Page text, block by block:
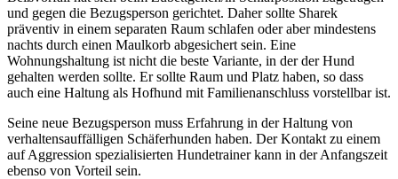
und gegen die Bezugsperson gerichtet. Daher sollte Sharek
präventiv in einem separaten Raum schlafen oder aber mindestens
nachts durch einen Maulkorb abgesichert sein. Eine
Wohnungshaltung ist nicht die beste Variante, in der der Hund
gehalten werden sollte. Er sollte Raum und Platz haben, so dass
auch eine Haltung als Hofhund mit Familienanschluss vorstellbar ist.
Seine neue Bezugsperson muss Erfahrung in der Haltung von
verhaltensauffälligen Schäferhunden haben. Der Kontakt zu einem
auf Aggression spezialisierten Hundetrainer kann in der Anfangszeit
ebenso von Vorteil sein.